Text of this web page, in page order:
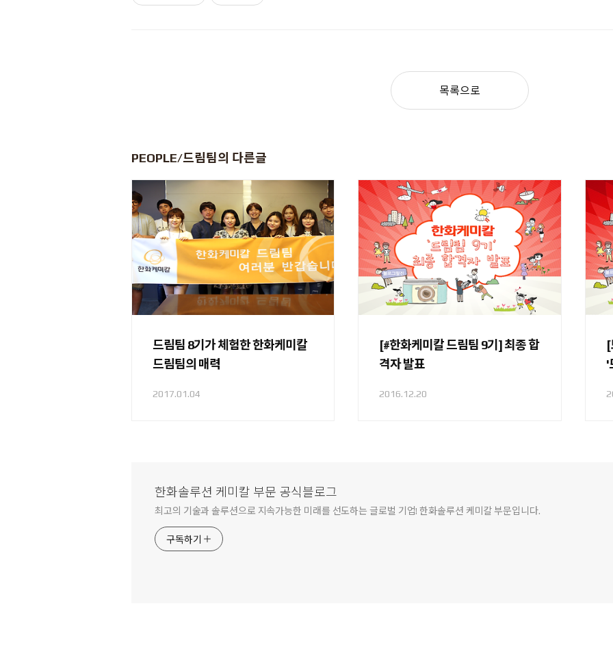
목록으로
PEOPLE/드림팀의 다른글
드림팀 8기가 체험한 한화케미칼
드림팀의 매력
2017.01.04
[#한화케미칼 드림팀 9기] 최종 합
격자 발표
2016.12.20
[
'
한화솔루션 케미칼 부문 공식블로그
최고의 기술과 솔루션으로 지속가능한 미래를 선도하는 글로벌 기업! 한화솔루션 케미칼 부문입니다.
구독하기